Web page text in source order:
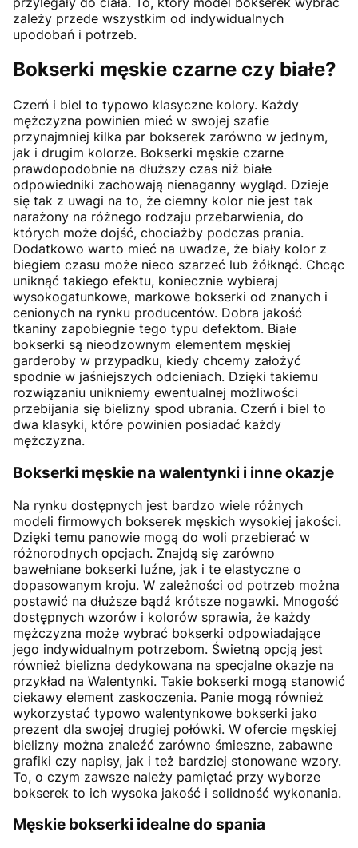
zależy przede wszystkim od indywidualnych
upodobań i potrzeb.
Bokserki męskie czarne czy białe?
Czerń i biel to typowo klasyczne kolory. Każdy
mężczyzna powinien mieć w swojej szafie
przynajmniej kilka par bokserek zarówno w jednym,
jak i drugim kolorze. Bokserki męskie czarne
prawdopodobnie na dłuższy czas niż białe
odpowiedniki zachowają nienaganny wygląd. Dzieje
się tak z uwagi na to, że ciemny kolor nie jest tak
narażony na różnego rodzaju przebarwienia, do
których może dojść, chociażby podczas prania.
Dodatkowo warto mieć na uwadze, że biały kolor z
biegiem czasu może nieco szarzeć lub żółknąć. Chcąc
uniknąć takiego efektu, koniecznie wybieraj
wysokogatunkowe, markowe bokserki od znanych i
cenionych na rynku producentów. Dobra jakość
tkaniny zapobiegnie tego typu defektom. Białe
bokserki są nieodzownym elementem męskiej
garderoby w przypadku, kiedy chcemy założyć
spodnie w jaśniejszych odcieniach. Dzięki takiemu
rozwiązaniu unikniemy ewentualnej możliwości
przebijania się bielizny spod ubrania. Czerń i biel to
dwa klasyki, które powinien posiadać każdy
mężczyzna.
Bokserki męskie na walentynki i inne okazje
Na rynku dostępnych jest bardzo wiele różnych
modeli firmowych bokserek męskich wysokiej jakości.
Dzięki temu panowie mogą do woli przebierać w
różnorodnych opcjach. Znajdą się zarówno
bawełniane bokserki luźne, jak i te elastyczne o
dopasowanym kroju. W zależności od potrzeb można
postawić na dłuższe bądź krótsze nogawki. Mnogość
dostępnych wzorów i kolorów sprawia, że każdy
mężczyzna może wybrać bokserki odpowiadające
jego indywidualnym potrzebom. Świetną opcją jest
również bielizna dedykowana na specjalne okazje na
przykład na Walentynki. Takie bokserki mogą stanowić
ciekawy element zaskoczenia. Panie mogą również
wykorzystać typowo walentynkowe bokserki jako
prezent dla swojej drugiej połówki. W ofercie męskiej
bielizny można znaleźć zarówno śmieszne, zabawne
grafiki czy napisy, jak i też bardziej stonowane wzory.
To, o czym zawsze należy pamiętać przy wyborze
bokserek to ich wysoka jakość i solidność wykonania.
Męskie bokserki idealne do spania